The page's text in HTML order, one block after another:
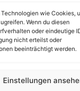
wie Cookies,
Wenn du diesen
oder eindeutige
nicht erteilst oder
beeinträchtigt werden.
Einstellungen
LED-
II
wählen